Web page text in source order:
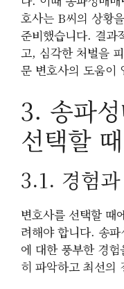
호사는 B씨의 상황
준비했습니다. 결과
고, 심각한 처벌을
문 변호사의 도움이
3. 송파
선택할
3.1. 경험
변호사를 선택할 때
려해야 합니다. 송
에 대한 풍부한 경
히 파악하고 최선의